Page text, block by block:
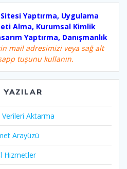
Yaptırma, Uygulama
Alma, Kurumsal Kimlik
Yaptırma, Danışmanlık
mail adresimizi veya sağ alt
tuşunu kullanın.
YAZILAR
Verileri Aktarma
Arayüzü
Hizmetler